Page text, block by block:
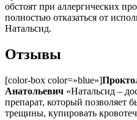
обстоят при аллергических
полностью отказаться от
Натальсид.
Отзывы
[color-box color=»blue»]
Анатольевич «Натальсид –
препарат, который позволяет
трещины, купировать